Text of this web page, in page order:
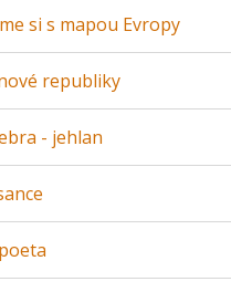
si s mapou Evropy
republiky
- jehlan